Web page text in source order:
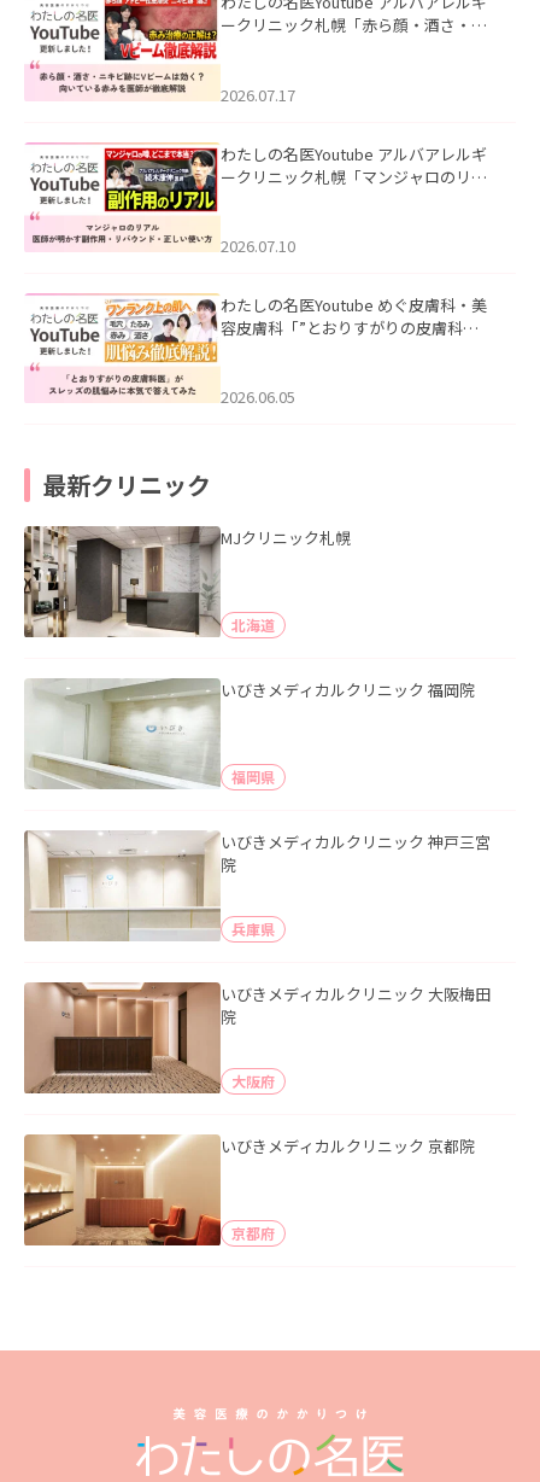
ークリニック札幌「赤ら顔・酒さ・ニ
した。
2026.07.17
わたしの名医Youtube アルバアレルギ
ークリニック札幌「マンジャロのリア
た。
2026.07.10
わたしの名医Youtube めぐ皮膚科・美
容皮膚科「”とおりすがりの皮膚科
2026.06.05
最新クリニック
MJクリニック札幌
北海道
いびきメディカルクリニック 福岡院
福岡県
いびきメディカルクリニック 神戸三宮
院
兵庫県
いびきメディカルクリニック 大阪梅田
院
大阪府
いびきメディカルクリニック 京都院
京都府